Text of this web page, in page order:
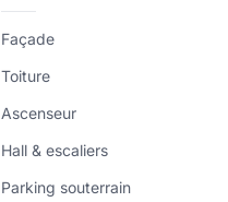
Façade
Toiture
Ascenseur
Hall & escaliers
Parking souterrain